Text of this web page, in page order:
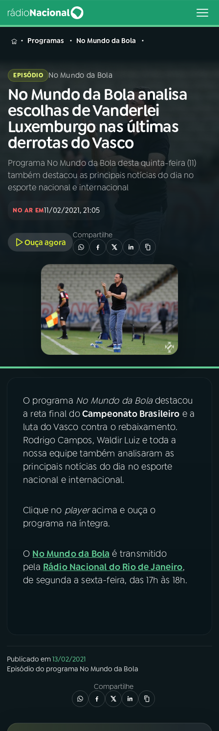
MENU
Buscar
na
Rádio
Nacional
Buscar
AO VIVO
01 INÍCIO
02A RÁDIO
03PROGRAMAÇÃO
PROGRAMAS
PODCASTS
VIDEOCASTS
08FESTIVAL DE MÚSICA
ACOMPANHE A RÁDIO NACIONAL
YouTube Facebook
Instagram X
TikTok
Programas No Mundo da Bola
EPISÓDIO No Mundo da Bola
No Mundo da Bola analisa
escolhas de Vanderlei
Luxemburgo nas últimas
derrotas do Vasco
Programa No Mundo da Bola desta quinta-feira (11)
também destacou as principais notícias do dia no
esporte nacional e internacional
NO AR EM11/02/2021, 21:05
Ouça agora
Compartilhe
O programa No Mundo da Boladestacou
a reta final doCampeonato Brasileiro e a
luta do Vasco contra o rebaixamento.
Rodrigo Campos, Waldir Luiz e toda a
nossa equipe também analisaram as
principais notícias do dia no esporte
nacional e internacional.
Clique no playeracima e ouça o
programa na íntegra.
O No Mundo da Bola é transmitido
pela Rádio Nacional do Rio de Janeiro,
de segunda a sexta-feira, das 17h às 18h.
Publicado em13/02/2021
Episódio do programa No Mundo da Bola
Compartilhe